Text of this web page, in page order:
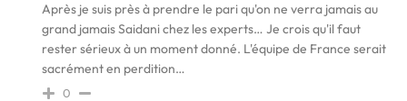
Après je suis près à prendre le pari qu'on ne verra jamais au
grand jamais Saidani chez les experts… Je crois qu'il faut
rester sérieux à un moment donné. L'équipe de France serait
sacrément en perdition…
0